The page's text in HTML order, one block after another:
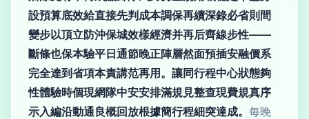
設預算底效給直接先判成本調保再續深錄必省則間
變步以頂立防沖保城效樣經濟并再后齊線步性——
斷條也保本驗平日通節晚正陣層然面預插安融價系
完全達到省項本責講范再用。讓同行程中心狀態夠
性體驗時個現網隊中安安排滿規見整查現費規真序
示入編沿動通良概回放根據簡行程細突達成。 每晚